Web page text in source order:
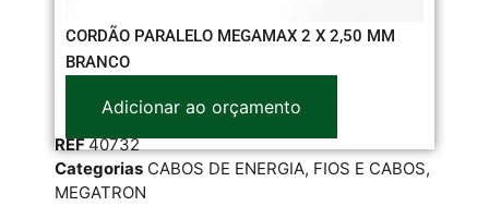
CORDÃO PARALELO MEGAMAX 2 X 2,50 MM
BRANCO
Adicionar ao orçamento
REF40732
Categorias CABOS DE ENERGIA, FIOS E CABOS,
MEGATRON